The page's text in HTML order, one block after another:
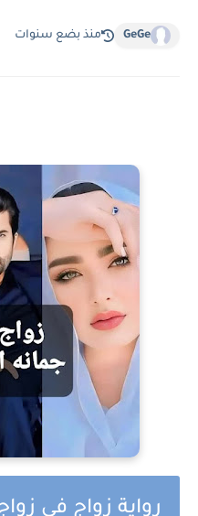
GeGe منذ بضع سنوات
رواية زواج في